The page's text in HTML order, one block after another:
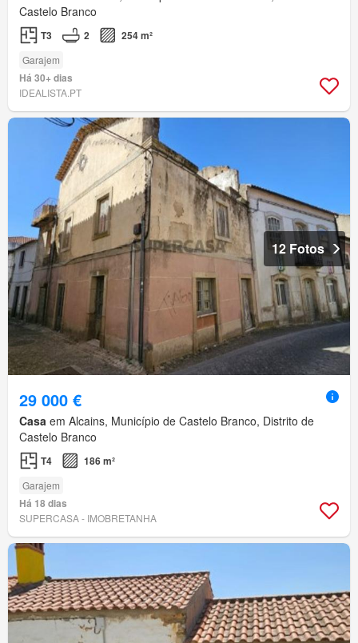
Castelo Branco
T3 2 254 m²
Garajem
Há 30+ dias
IDEALISTA.PT
12 Fotos
29 000 €
Casa em Alcains, Município de Castelo Branco, Distrito de
Castelo Branco
T4 186 m²
Garajem
Há 18 dias
SUPERCASA - IMOBRETANHA